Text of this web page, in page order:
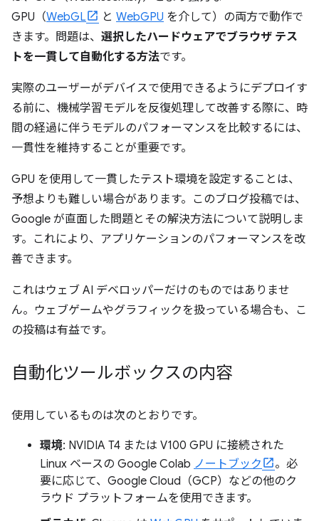
GPU（WebGL と WebGPU を介して）の両方で動作で
きます。問題は、 選択したハードウェアでブラウザ テス
トを一貫して自動化する方法です。
実際のユーザーがデバイスで使用できるようにデプロイす
る前に、機械学習モデルを反復処理して改善する際に、時
間の経過に伴うモデルのパフォーマンスを比較するには、
一貫性を維持することが重要です。
GPU を使用して一貫したテスト環境を設定することは、
予想よりも難しい場合があります。このブログ投稿では、
Google が直面した問題とその解決方法について説明しま
す。これにより、アプリケーションのパフォーマンスを改
善できます。
これはウェブ AI デベロッパーだけのものではありませ
ん。ウェブゲームやグラフィックを扱っている場合も、こ
の投稿は有益です。
自動化ツールボックスの内容
使用しているものは次のとおりです。
環境: NVIDIA T4 または V100 GPU に接続された
Linux ベースの Google Colab ノートブック
。必
要に応じて、Google Cloud（GCP）などの他のク
ラウド プラットフォームを使用できます。